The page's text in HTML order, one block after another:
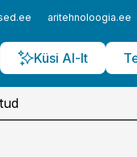
aritehnoloogia.ee
Küsi AI-lt